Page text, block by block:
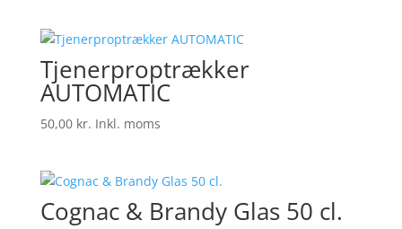
Tjenerproptrækker
AUTOMATIC
50,00 kr. Inkl. moms
Cognac & Brandy Glas 50 cl.